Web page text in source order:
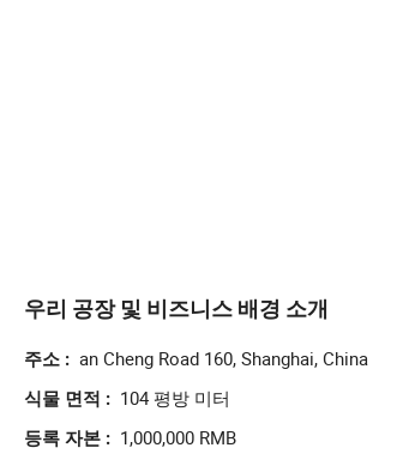
우리 공장 및 비즈니스 배경 소개
주소 an Cheng Road 160, Shanghai, China
식물 면적 104 평방 미터
등록 자본
1,000,000 RMB